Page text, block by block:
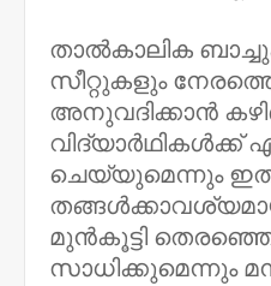
താൽകാലിക
സീറ്റുകളും
അനുവദിക്കാൻ
ചെയ്യുമെന്നും
മുൻകൂട്ടി
സാധിക്കുമെന്നും